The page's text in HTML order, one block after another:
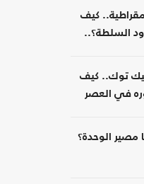
كيف
السلطة؟..
توك.. كيف
في العصر
مصير الوحدة؟